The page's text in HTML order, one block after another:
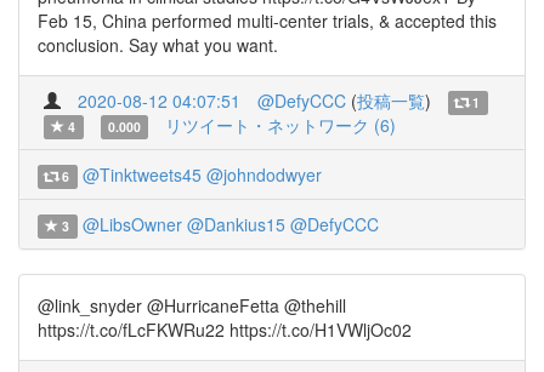
Feb 15, China performed multi-center trials, & accepted this
conclusion. Say what you want.
2020-08-12 04:07:51 @DefyCCC (投稿一覧)
1
4
0.000 リツイート・ネットワーク (6)
6 @Tinktweets45 @johndodwyer
3 @LibsOwner @Dankius15 @DefyCCC
@link_snyder @HurricaneFetta @thehill
https://t.co/fLcFKWRu22 https://t.co/H1VWljOc02